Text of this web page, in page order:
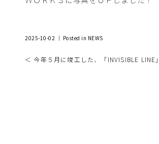
2025-10-02 ｜ Posted in NEWS
＜ 今年５月に竣工した、「INVISIBLE LINE」